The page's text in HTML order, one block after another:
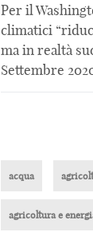
Per il
climatici
ma in realtà
Settembre
acqua
agricoltura e